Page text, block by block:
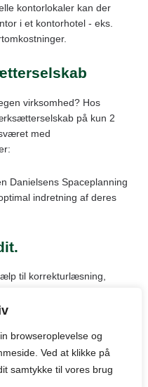
browseroplevelse og
Ved at klikke på
samtykke til vores brug
kontorlokaler kan der
i et kontorhotel - eks.
virksomhed? Hos
på kun 2
med
Danielsens Spaceplanning
indretning af deres
til korrekturlæsning,
over markedet for